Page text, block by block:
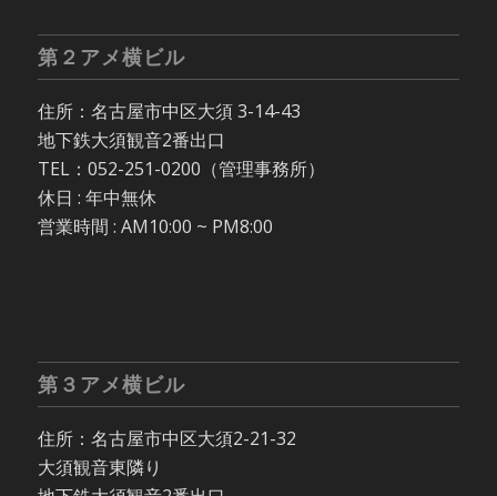
第２アメ横ビル
住所：名古屋市中区大須 3-14-43
地下鉄大須観音2番出口
TEL：052-251-0200（管理事務所）
休日 : 年中無休
営業時間 : AM10:00 ~ PM8:00
第３アメ横ビル
住所：名古屋市中区大須2-21-32
大須観音東隣り